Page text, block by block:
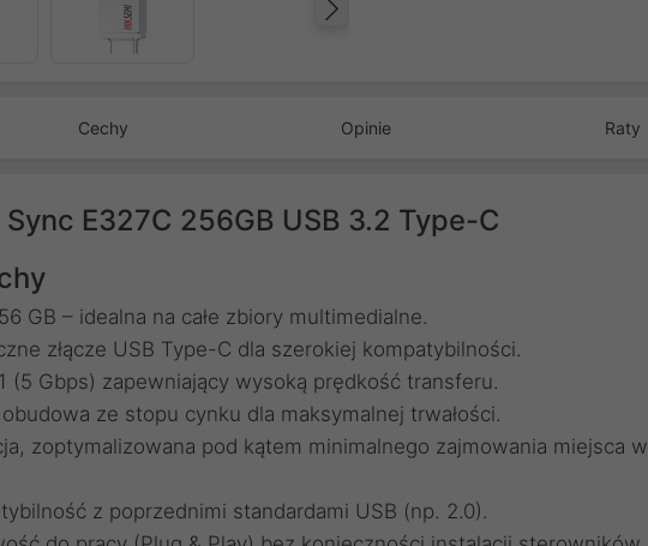
Cechy Opinie Raty
Sync E327C 256GB USB 3.2 Type-C
GB – idealna na całe zbiory multimedialne.
złącze USB Type-C dla szerokiej kompatybilności.
(5 Gbps) zapewniający wysoką prędkość transferu.
ze stopu cynku dla maksymalnej trwałości.
zoptymalizowana pod kątem minimalnego zajmowania miejsca w
z poprzednimi standardami USB (np. 2.0).